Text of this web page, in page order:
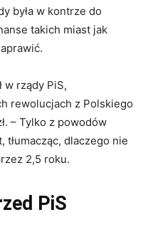
była w kontrze do
takich miast jak
w rządy PiS,
rewolucjach z Polskiego
– Tylko z powodów
tłumacząc, dlaczego nie
2,5 roku.
PiS